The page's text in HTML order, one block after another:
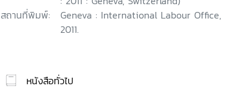
สถานที่พิมพ์:
Geneva : International Labour Office,
2011.
หนังสือทั่วไป